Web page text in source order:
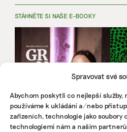
Spravovat své
Abychom poskytli co nejlepší služby,
používáme k ukládání a/nebo
zařízeních, technologie jako soubory
technologiemi nám a našim
STÁHNĚTE SI NAŠE E-BOOKY